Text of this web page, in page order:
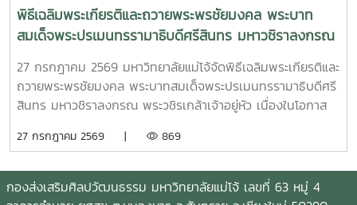
สมเด็จพระเจ้าอยู่หัว เนื่องในโอกาสวันเฉลิมพระชนมพรรษา 28
กรกฎาคม 2569 ณ พระตำหนักภูพิงคราชนิเวศน์ทั้งนี้ พระ
ตำหนักภูพิงคราชนิเวศน์ ถือเป็น 1 ในสถานที่สำคัญของประเทศ
ที่ทางสำนักพระราชวังได้จัดเตรียมไว้สำหรับการลงนามถวาย
พระพรชัยมงคลในส่วนภูมิภาค
พิธีเฉลิมพระเกียรติและถวายพระพรชัยมงคล พระบาท
สมเด็จพระปรเมนทรรามาธิบดีศรีสินทร มหาวชิราลงกรณ
พระวชิรเกล้าเจ้าอยู่หัว เนื่องในโอกาสวันเฉลิม
พระชนมพรรษา 28 กรกฎาคม 2569
27 กรกฎาคม 2569 มหาวิทยาลัยแม่โจ้จัดพิธีเฉลิมพระเกียรติและ
ถวายพระพรชัยมงคล พระบาทสมเด็จพระปรเมนทรรามาธิบดีศรี
สินทร มหาวชิราลงกรณ พระวชิรเกล้าเจ้าอยู่หัว เนื่องในโอกาส
มหาวิทยาลัยแม่โจ้เวลา 17.30 น. รองศาสตราจารย์ ดร.วีระพล
ข้าราชการ คณบดี บุคลากรและเจ้าหน้าที่ กราบบังคมทูลถวาย
พระพรชัยมงคลและกล่าวนําถวายสัตย์ปฏิญาณเพื่อเป็น
27 กรกฎาคม 2569 | 869
กองส่งเสริมศิลปวัฒนธรรม มหาวิทยาลัยแม่โจ้ เลขที่ 63 หมู่ 4